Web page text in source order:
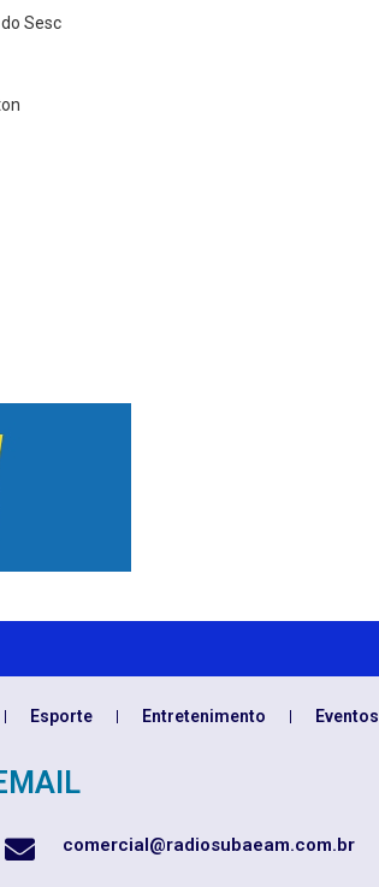
Sesc
Esporte Entretenimento Eventos
comercial@radiosubaeam.com.br